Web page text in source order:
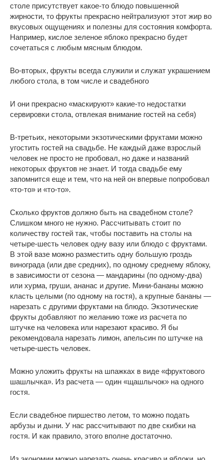
столе присутствует какое-то блюдо повышенной
жирности, то фрукты прекрасно нейтрализуют этот жир во
вкусовых ощущениях и полезны для состояния комфорта.
Например, кислое зеленое яблоко прекрасно будет
сочетаться с любым мясным блюдом.
Во-вторых, фрукты всегда служили и служат украшением
любого стола, в том числе и свадебного
И они прекрасно «маскируют» какие-то недостатки
сервировки стола, отвлекая внимание гостей на себя)
В-третьих, некоторыми экзотическими фруктами можно
угостить гостей на свадьбе. Не каждый даже взрослый
человек не просто не пробовал, но даже и названий
некоторых фруктов не знает. И тогда свадьбе ему
запомнится еще и тем, что на ней он впервые попробовал
«то-то» и «то-то».
Сколько фруктов должно быть на свадебном столе?
Слишком много не нужно. Рассчитывать стоит по
количеству гостей так, чтобы поставить на столы на
четыре-шесть человек одну вазу или блюдо с фруктами.
В этой вазе можно разместить одну большую гроздь
винограда (или две средних), по одному среднему яблоку,
в зависимости от сезона — мандарины (по одному-два)
или хурма, груши, ананас и другие. Мини-бананы можно
класть целыми (по одному на гостя), а крупные бананы —
нарезать с другими фруктами на блюдо. Экзотические
фрукты добавляют по желанию тоже из расчета по
штучке на человека или нарезают красиво. Я бы
рекомендовала нарезать лимон, апельсин по штучке на
четыре-шесть человек.
Можно уложить фрукты на шпажках в виде «фруктового
шашлычка». Из расчета — один «щашлычок» на одного
гостя.
Если свадебное пиршество летом, то можно подать
арбузы и дыни. У нас рассчитывают по две скибки на
гостя. И как правило, этого вполне достаточно.